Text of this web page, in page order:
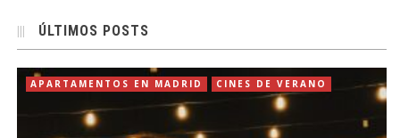
ÚLTIMOS POSTS
APARTAMENTOS EN MADRID CINES DE VERANO